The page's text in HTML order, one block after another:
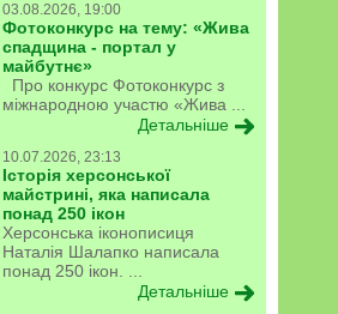
03.08.2026, 19:00
Фотоконкурс на тему: «Жива
спадщина - портал у
майбутнє»
Про конкурс Фотоконкурс з
міжнародною участю «Жива ...
Детальніше
10.07.2026, 23:13
Історія херсонської
майстрині, яка написала
понад 250 ікон
Херсонська іконописиця
Наталія Шалапко написала
понад 250 ікон. ...
Детальніше